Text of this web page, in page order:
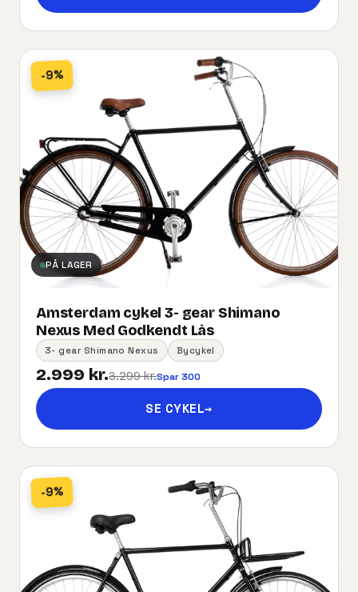
-9%
PÅ LAGER
Amsterdam cykel 3- gear Shimano
Nexus Med Godkendt Lås
3- gear Shimano Nexus Bycykel
2.999 kr.3.299 kr.Spar 300
SE CYKEL→
-9%